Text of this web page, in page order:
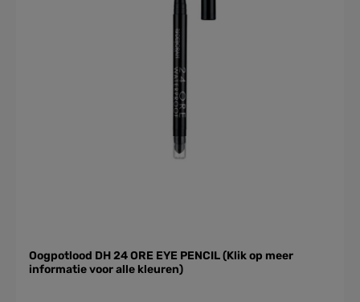
Oogpotlood DH 24 ORE EYE PENCIL (Klik op meer
informatie voor alle kleuren)